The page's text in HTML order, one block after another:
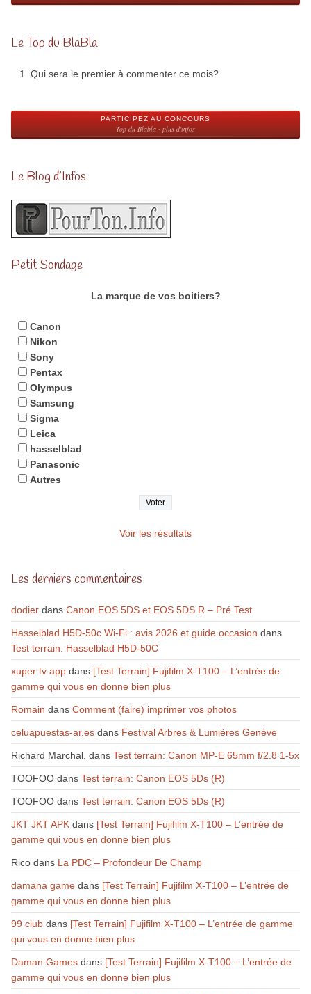
Le Top du BlaBla
Qui sera le premier à commenter ce mois?
PARTICIPEZ AU CONCOURS
Top du Blabla - plus d'infos
Le Blog d’Infos
Petit Sondage
La marque de vos boitiers?
Canon
Nikon
Sony
Pentax
Olympus
Samsung
Sigma
Leica
hasselblad
Panasonic
Autres
Voir les résultats
Les derniers commentaires
dodierdans Canon EOS 5DS et EOS 5DS R – Pré Test
Hasselblad H5D-50c Wi-Fi : avis 2026 et guide occasion dans
Test terrain: Hasselblad H5D-50C
xuper tv appdans [Test Terrain] Fujifilm X-T100 – L’entrée de
gamme qui vous en donne bien plus
Romain dans Comment (faire) imprimer vos photos
celuapuestas-ar.esdans Festival Arbres & Lumières Genève
Richard Marchal. dans Test terrain: Canon MP-E 65mm f/2.8 1-5x
TOOFOOdans Test terrain: Canon EOS 5Ds (R)
TOOFOOdans Test terrain: Canon EOS 5Ds (R)
JKT JKT APKdans [Test Terrain] Fujifilm X-T100 – L’entrée de
gamme qui vous en donne bien plus
Ricodans La PDC – Profondeur De Champ
damana gamedans [Test Terrain] Fujifilm X-T100 – L’entrée de
gamme qui vous en donne bien plus
99 clubdans [Test Terrain] Fujifilm X-T100 – L’entrée de gamme
qui vous en donne bien plus
Daman Gamesdans [Test Terrain] Fujifilm X-T100 – L’entrée de
gamme qui vous en donne bien plus